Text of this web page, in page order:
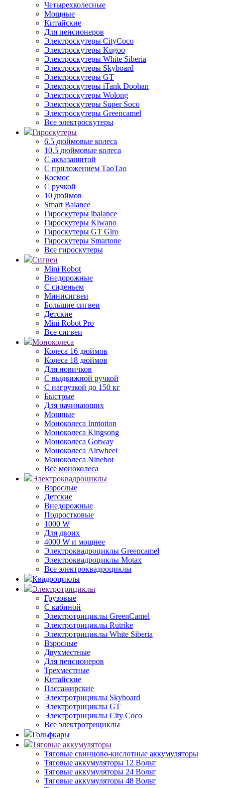
Четырехколесные
Мощные
Китайские
Для пенсионеров
Электроскутеры CityCoco
Электроскутеры Kugoo
Электроскутеры White Siberia
Электроскутеры Skyboard
Электроскутеры GT
Электроскутеры iTank Doohan
Электроскутеры Wolong
Электроскутеры Super Soco
Электроскутеры Greencamel
Все электроскутеры
Гироскутеры
6.5 дюймовые колеса
10.5 дюймовые колеса
С аквазащитой
С приложением ТаоТао
Космос
С ручкой
10 дюймов
Smart Balance
Гироскутеры ibalance
Гироскутеры Kiwano
Гироскутеры GT Giro
Гироскутеры Smartone
Все гироскутеры
Сигвеи
Mini Robot
Внедорожные
С сиденьем
Минисигвеи
Большие сигвеи
Детские
Mini Robot Pro
Все сигвеи
Моноколеса
Колеса 16 дюймов
Колеса 18 дюймов
Для новичков
С выдвижной ручкой
С нагрузкой до 150 кг
Быстрые
Для начинающих
Мощные
Моноколеса Inmotion
Моноколеса Kingsong
Моноколеса Gotway
Моноколеса Airwheel
Моноколеса Ninebot
Все моноколеса
Электроквадроциклы
Взрослые
Детские
Внедорожные
Подростковые
1000 W
Для двоих
4000 W и мощнее
Электроквадроциклы Greencamel
Электроквадроциклы Motax
Все электроквадроциклы
Квадроциклы
Электротрициклы
Грузовые
С кабиной
Электротрициклы GreenCamel
Электротрициклы Rutrike
Электротрициклы White Siberia
Взрослые
Двухместные
Для пенсионеров
Трехместные
Китайские
Пассажирские
Электротрициклы Skyboard
Электротрициклы GT
Электротрициклы City Coco
Все электротрициклы
Гольфкары
Тяговые аккумуляторы
Тяговые свинцово-кислотные аккумуляторы
Тяговые аккумуляторы 12 Вольт
Тяговые аккумуляторы 24 Вольт
Тяговые аккумуляторы 48 Вольт